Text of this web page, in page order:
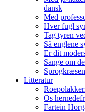
dansk
Med
Hver fugl
Tag tyren
Så englene
Er dit
Sange om
Litteratur
Os
Fartein